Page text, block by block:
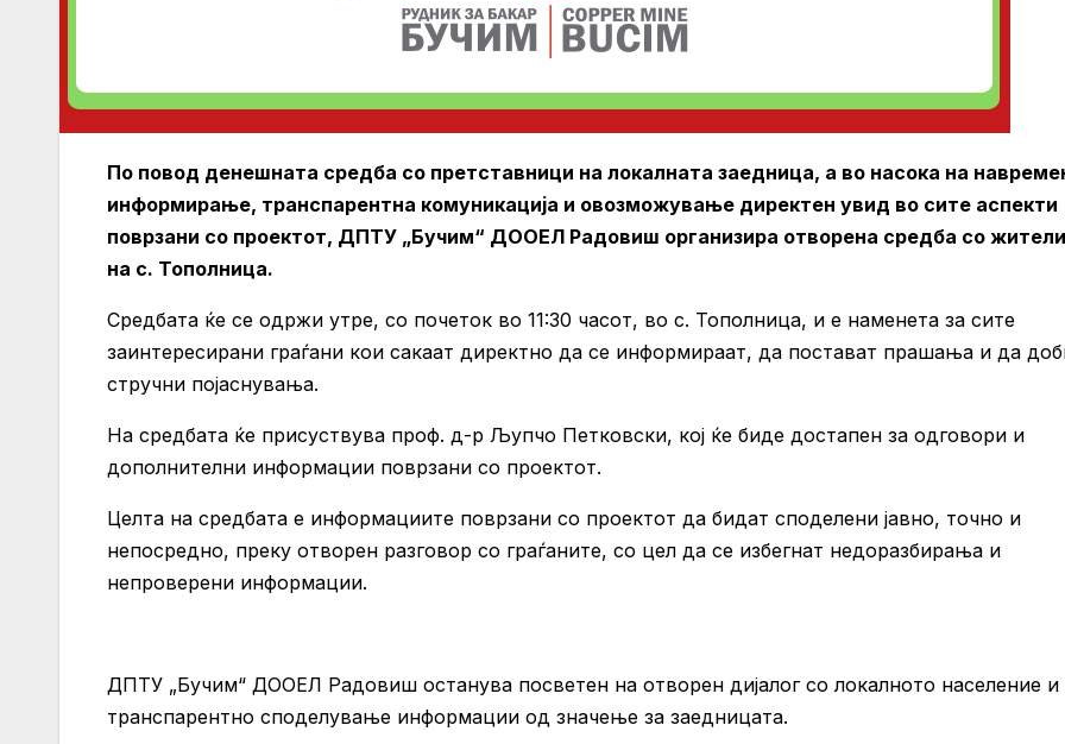
По повод денешната средба со претставници на локалната заедница, а во насока на
информирање, транспарентна комуникација и овозможување директен увид во сите аспекти
поврзани со проектот, ДПТУ „Бучим“ ДООЕЛ Радовиш организира отворена средба со
на с. Тополница.
Средбата ќе се одржи утре, со почеток во 11:30 часот, во с. Тополница, и е наменета за сите
заинтересирани граѓани кои сакаат директно да се информираат, да постават прашања и да
стручни појаснувања.
На средбата ќе присуствува проф. д-р Љупчо Петковски, кој ќе биде достапен за одговори и
дополнителни информации поврзани со проектот.
Целта на средбата е информациите поврзани со проектот да бидат споделени јавно, точно и
непосредно, преку отворен разговор со граѓаните, со цел да се избегнат недоразбирања и
непроверени информации.
ДПТУ „Бучим“ ДООЕЛ Радовиш останува посветен на отворен дијалог со локалното население и
транспарентно споделување информации од значење за заедницата.